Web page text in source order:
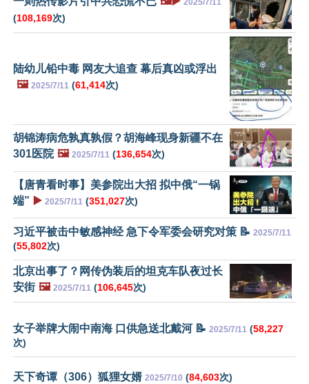
2025/7/11
(108,169次)
陆幼儿铅中毒 网友大追查 幕后真凶或浮出
🖼️ 2025/7/11 (61,414次)
胡锦涛病危孰真孰假？胡海峰现身新疆不在
301医院 🖼️ 2025/7/11 (136,654次)
【唐青看时事】美参院出大招 拟中俄“一锅
端” ▶️ 2025/7/11 (351,027次)
习近平被击中敏感神经 急下令军委会研究对策 📝 2025/7/11
(55,802次)
北京出事了？网传伪装后的坦克车队夜过长
安街 🖼️ 2025/7/11 (106,645次)
女子举牌大闹中南海 口供急送北戴河 📝 2025/7/11 (58,227
次)
天下奇谭（306）狐狸女婿 2025/7/10 (84,603次)